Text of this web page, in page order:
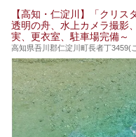
それでは見て
Kですよ♪
それではチェッ
【高知・仁淀川】「クリス
透明の舟、水上カメラ撮影
実、更衣室、駐車場完備～
高知県吾川郡仁淀川町長者丁3459(